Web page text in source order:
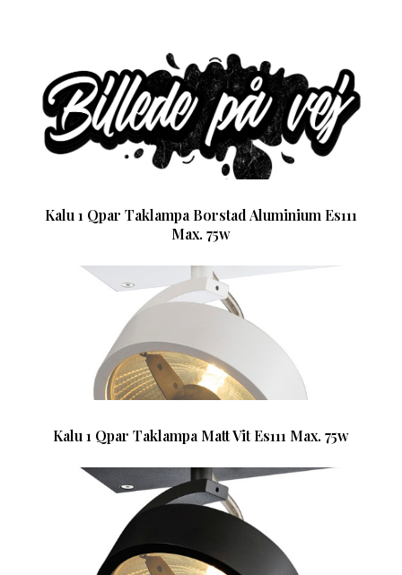
Kalu 1 Qpar Taklampa Borstad Aluminium Es111
Max. 75w
Kalu 1 Qpar Taklampa Matt Vit Es111 Max. 75w